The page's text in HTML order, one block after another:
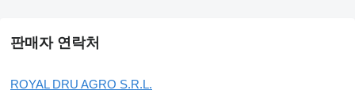
판매자 연락처
ROYAL DRU AGRO S.R.L.